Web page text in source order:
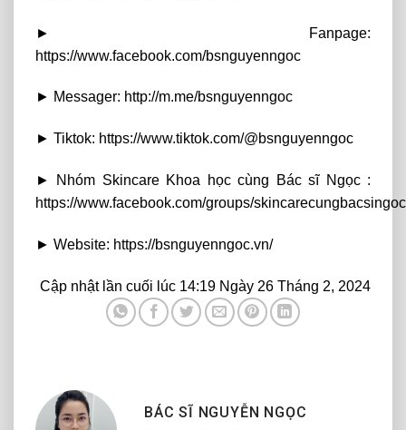
► Fanpage:
https://www.facebook.com/bsnguyenngoc
► Messager: http://m.me/bsnguyenngoc
► Tiktok: https://www.tiktok.com/@bsnguyenngoc
► Nhóm Skincare Khoa học cùng Bác sĩ Ngọc :
https://www.facebook.com/groups/skincarecungbacsingoc
► Website: https://bsnguyenngoc.vn/
Cập nhật lần cuối lúc 14:19 Ngày 26 Tháng 2, 2024
BÁC SĨ NGUYỄN NGỌC